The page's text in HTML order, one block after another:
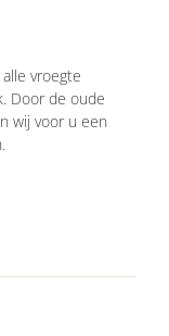
vroegte
Door de oude
wij voor u een